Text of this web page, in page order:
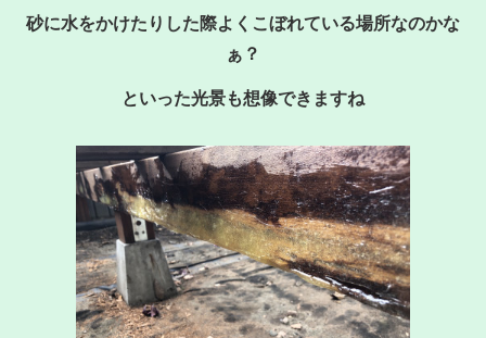
砂に水をかけたりした際よくこぼれている場所なのかな
ぁ？
といった光景も想像できますね